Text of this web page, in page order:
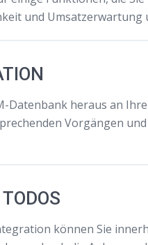
und Umsatzerwartung
Datenbank heraus an
Vorgängen
können Sie